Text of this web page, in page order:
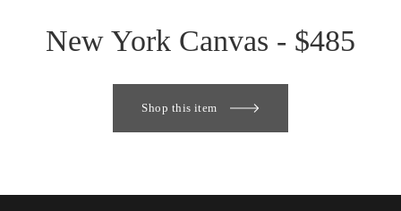
New York Canvas - $485
Shop this item